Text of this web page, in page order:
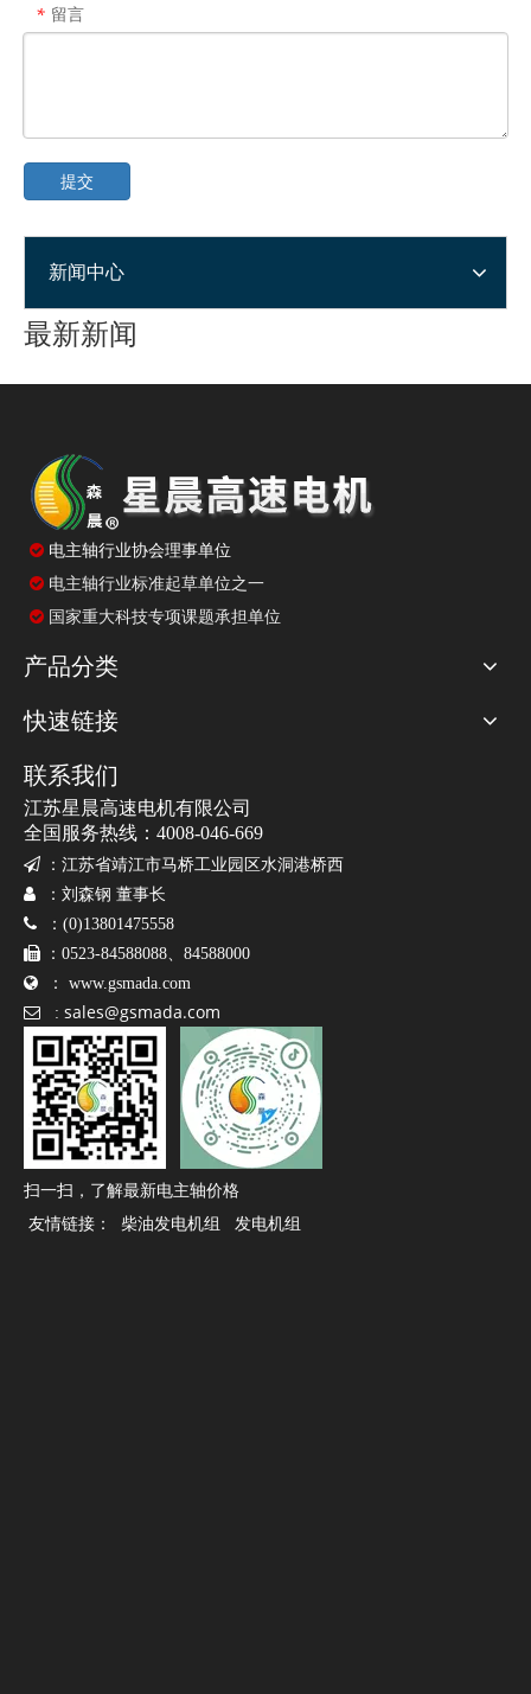
* 留言
提交
新闻中心
最新新闻
电主轴返修后的验收与安装，多花十分钟少折腾几次
加速时间设短了生产效率高，但电主轴寿命可能受影响
电主轴冷却系统的启停顺序，很多人没注意到
 电主轴行业协会理事单位
 电主轴行业标准起草单位之一
 国家重大科技专项课题承担单位
产品分类
快速链接
联系我们
江苏星晨高速电机有限公司
全国服务热线：4008-046-669
 ： 江苏省靖江市马桥工业园区水洞港桥西
 ：刘森钢 董事长
 ：(0)13801475558
 ：0523-84588088、84588000
 ： www.gsmada.com
 : sales@gsmada.com
扫一扫，了解最新电主轴价格
友情链接：
柴油发电机组 发电机组